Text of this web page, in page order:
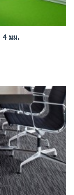
4 มม.